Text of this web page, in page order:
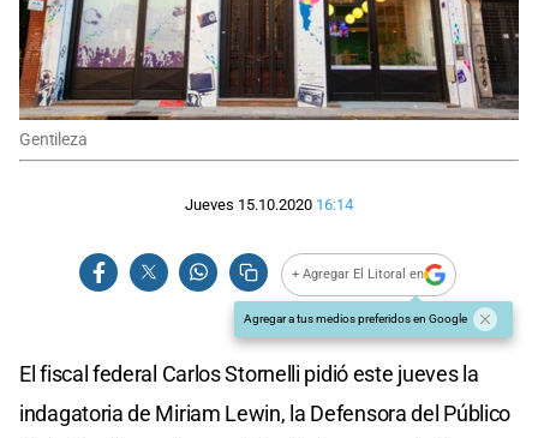
Gentileza
Jueves 15.10.2020 16:14
+ Agregar El Litoral en
Agregar a tus medios preferidos en Google
El fiscal federal Carlos Stornelli pidió este jueves la
indagatoria de Miriam Lewin, la Defensora del Público